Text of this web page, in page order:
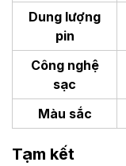
Dung lượng
pin
Công nghệ
sạc
Màu sắc
Tạm kết